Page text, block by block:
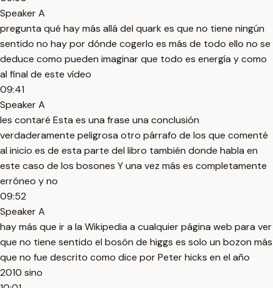
Speaker A
pregunta qué hay más allá del quark es que no tiene ningún
sentido no hay por dónde cogerlo es más de todo ello no se
deduce como pueden imaginar que todo es energía y como
al final de este vídeo
09:41
Speaker A
les contaré Esta es una frase una conclusión
verdaderamente peligrosa otro párrafo de los que comenté
al inicio es de esta parte del libro también donde habla en
este caso de los bosones Y una vez más es completamente
erróneo y no
09:52
Speaker A
hay más que ir a la Wikipedia a cualquier página web para ver
que no tiene sentido el bosón de higgs es solo un bozon más
que no fue descrito como dice por Peter hicks en el año
2010 sino